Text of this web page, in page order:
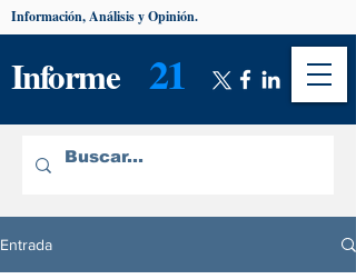
Informe 21
Información, Análisis y Opinión.
Entrada